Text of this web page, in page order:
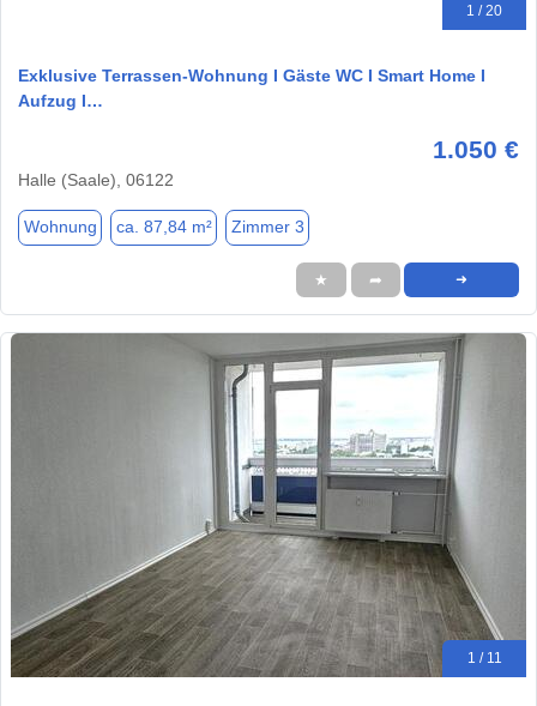
1 / 20
Exklusive Terrassen-Wohnung I Gäste WC I Smart Home I
Aufzug I…
1.050 €
Halle (Saale), 06122
Wohnung ca. 87,84 m² Zimmer 3
★ ➦ ➜
1 / 11